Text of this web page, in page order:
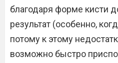
благодаря форме кисти
результат (особенно,
потому к этому
возможно быстро